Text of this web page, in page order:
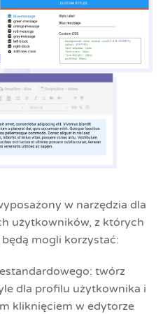
w narzędzia dla
użytkowników, z których
mogli korzystać:
twórz
dla profilu użytkownika i
kliknięciem w edytorze